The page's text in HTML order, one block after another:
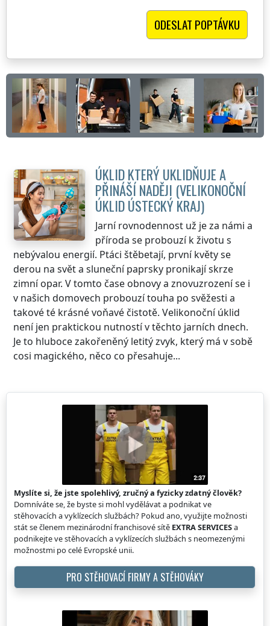
ÚKLID KTERÝ UKLIDŇUJE A
PŘINÁŠÍ NADĚJI (VELIKONOČNÍ
ÚKLIDÚSTECKÝ KRAJ)
Jarní rovnodennost už je za námi a
příroda se probouzí k životu s
nebývalou energií. Ptáci štěbetají, první květy se
derou na svět a sluneční paprsky pronikají skrze
zimní opar. V tomto čase obnovy a znovuzrození se i
v našich domovech probouzí touha po svěžesti a
takové té krásné voňavé čistotě. Velikonoční úklid
není jen praktickou nutností v těchto jarních dnech.
Je to hluboce zakořeněný letitý zvyk, který má v sobě
cosi magického, něco co přesahuje...
Myslíte si, že jste spolehlivý, zručný a fyzicky zdatný člověk?
Domníváte se, že byste si mohl vydělávat a podnikat ve
stěhovacích a vyklízecích službách? Pokud ano, využijte možnosti
stát se členem mezinárodní franchisové sítě EXTRA SERVICESa
podnikejte ve stěhovacích a vyklízecích službách s neomezenými
možnostmi po celé Evropské unii.
PRO STĚHOVACÍ FIRMY A STĚHOVÁKY